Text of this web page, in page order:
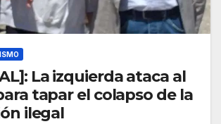
La izquierda ataca al
tapar el colapso de la
ilegal